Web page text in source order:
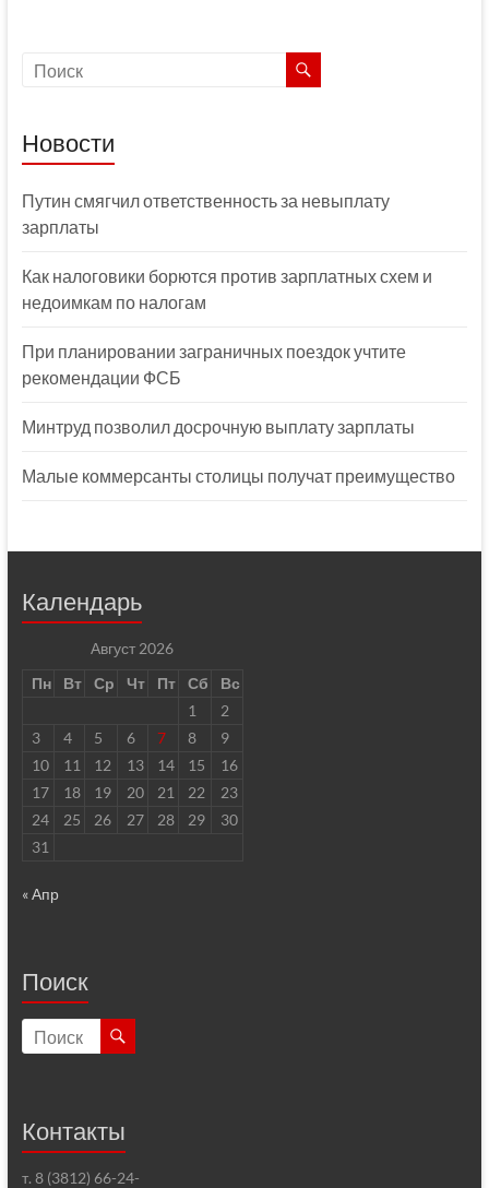
Новости
Путин смягчил ответственность за невыплату
зарплаты
Как налоговики борются против зарплатных схем и
недоимкам по налогам
При планировании заграничных поездок учтите
рекомендации ФСБ
Минтруд позволил досрочную выплату зарплаты
Малые коммерсанты столицы получат преимущество
Календарь
Август 2026
Пн
Вт Ср Чт Пт Сб
Вс
1
2
3
4 5 6 7 8
9
10
11 12 13 14 15
16
17
18 19 20 21 22
23
24
25 26 27 28 29
30
31
« Апр
Поиск
Контакты
т. 8 (3812) 66-24-